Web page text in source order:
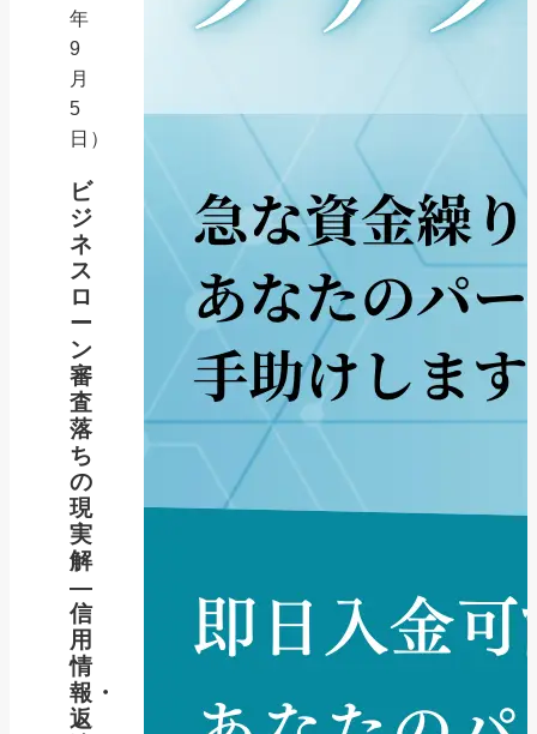
年
9
月
5
日）
ビ
ジ
ネ
ス
ロ
ー
ン
審
査
落
ち
の
現
実
解
―
信
用
情
報・
返